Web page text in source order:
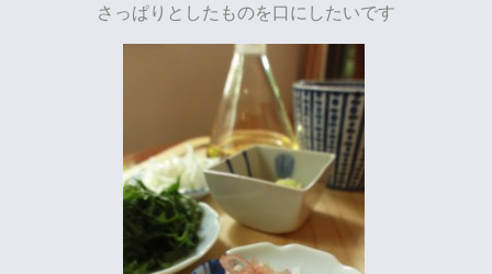
さっぱりとしたものを口にしたいです